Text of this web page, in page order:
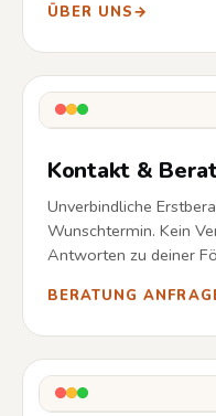
ÜBER UNS→
Kontakt &
Unverbindliche
Wunschtermin. Kein
Antworten zu deiner
BERATUNG